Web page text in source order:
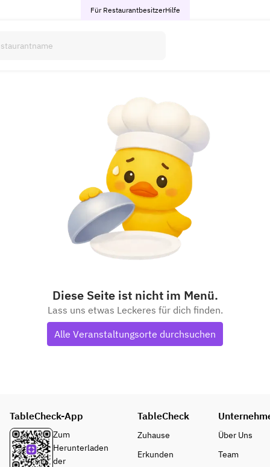
Für RestaurantbesitzerHilfe
Diese Seite ist nicht im Menü.
Lass uns etwas Leckeres für dich finden.
Alle Veranstaltungsorte durchsuchen
TableCheck-App
Zum
Herunterladen
der
TableCheck
Zuhause
Erkunden
Über Uns
Team